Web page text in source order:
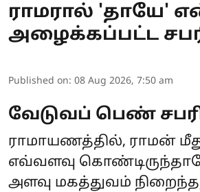
ராமரால் 'தாயே'
அழைக்கப்பட்ட
Published on: 08 Aug 2026, 7:50 am
வேடுவப் பெண்
ராமாயணத்தில், ராமன்
எவ்வளவு
அளவு மகத்துவம்